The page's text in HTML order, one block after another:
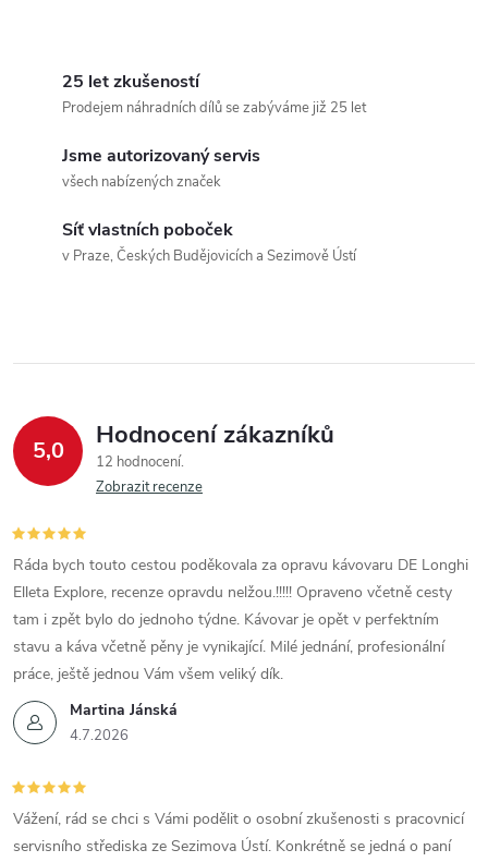
25 let zkušeností
Prodejem náhradních dílů se zabýváme již 25 let
Jsme autorizovaný servis
všech nabízených značek
Síť vlastních poboček
v Praze, Českých Budějovicích a Sezimově Ústí
5,0 Hodnocení zákazníků
12 hodnocení
Zobrazit recenze
Martina Jánská
4.7.2026
Ráda bych touto cestou poděkovala za opravu kávovaru DE Longhi
Elleta Explore, recenze opravdu nelžou.!!!!! Opraveno včetně cesty
tam i zpět bylo do jednoho týdne. Kávovar je opět v perfektním
stavu a káva včetně pěny je vynikající. Milé jednání, profesionální
práce, ještě jednou Vám všem veliký dík.
Vážení, rád se chci s Vámi podělit o osobní zkušenosti s pracovnicí
servisního střediska ze Sezimova Ústí. Konkrétně se jedná o paní